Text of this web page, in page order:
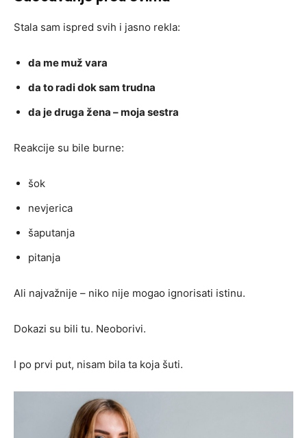
Stala sam ispred svih i jasno rekla:
da me muž vara
da to radi dok sam trudna
da je druga žena – moja sestra
Reakcije su bile burne:
šok
nevjerica
šaputanja
pitanja
Ali najvažnije – niko nije mogao ignorisati istinu.
Dokazi su bili tu. Neoborivi.
I po prvi put, nisam bila ta koja šuti.